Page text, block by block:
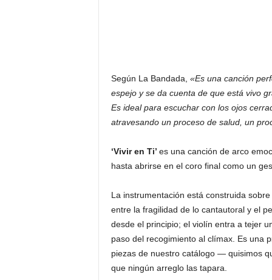
Según La Bandada, «Es una canción
espejo y se da cuenta de que está vivo
Es ideal para escuchar con los ojos
atravesando un proceso de salud, un
‘Vivir en Ti’ es una canción de arco
hasta abrirse en el coro final como un
La instrumentación está construida
entre la fragilidad de lo cantautoral y el
desde el principio; el violín entra a tejer
paso del recogimiento al clímax. Es una
piezas de nuestro catálogo — quisimos
que ningún arreglo las tapara.